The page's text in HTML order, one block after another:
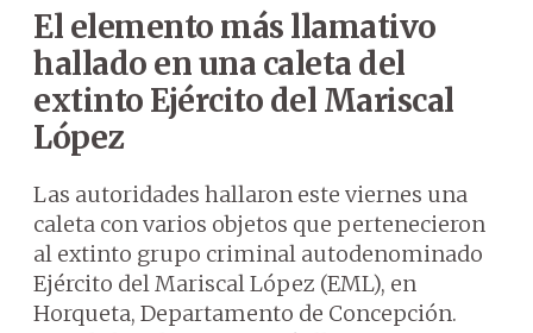
El elemento más llamativo
hallado en una caleta del
extinto Ejército del Mariscal
López
Las autoridades hallaron este viernes una
caleta con varios objetos que pertenecieron
al extinto grupo criminal autodenominado
Ejército del Mariscal López (EML), en
Horqueta, Departamento de Concepción.